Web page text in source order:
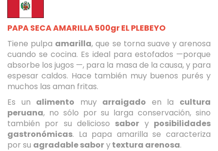
Seleccione dónde buscar
PAPA SECA AMARILLA 500gr EL PLEBEYO
Tiene pulpa amarilla, que se torna suave y arenosa
cuando se cocina. Es ideal para estofados —porque
absorbe los jugos —, para la masa de la causa, y para
espesar caldos. Hace también muy buenos purés y
muchos las aman fritas.
Es un alimento muy arraigado en la cultura
peruana, no sólo por su larga conservación, sino
también por su delicioso sabor y posibilidades
gastronómicas. La papa amarilla se caracteriza
por su agradable saborytextura arenosa.